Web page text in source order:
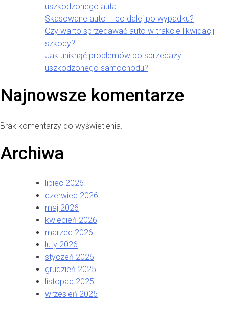
uszkodzonego auta
Skasowane auto – co dalej po wypadku?
Czy warto sprzedawać auto w trakcie likwidacji
szkody?
Jak uniknąć problemów po sprzedaży
uszkodzonego samochodu?
Najnowsze komentarze
Brak komentarzy do wyświetlenia.
Archiwa
lipiec 2026
czerwiec 2026
maj 2026
kwiecień 2026
marzec 2026
luty 2026
styczeń 2026
grudzień 2025
listopad 2025
wrzesień 2025